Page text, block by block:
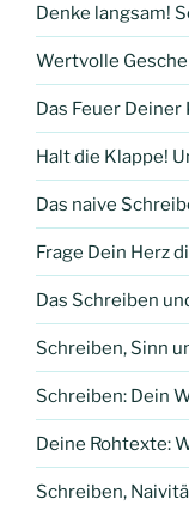
Denke langsam!
Wertvolle
Das Feuer
Halt die Klappe!
Das naive
Frage Dein Herz
Das Schreiben
Schreiben, Sinn
Schreiben: Dein
Deine Rohtexte:
Schreiben,